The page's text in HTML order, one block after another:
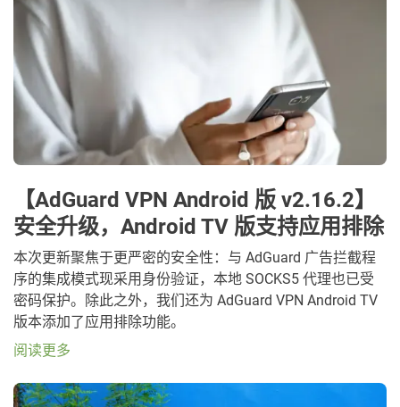
【AdGuard VPN Android 版 v2.16.2】
安全升级，Android TV 版支持应用排除
本次更新聚焦于更严密的安全性：与 AdGuard 广告拦截程
序的集成模式现采用身份验证，本地 SOCKS5 代理也已受
密码保护。除此之外，我们还为 AdGuard VPN Android TV
版本添加了应用排除功能。
阅读更多